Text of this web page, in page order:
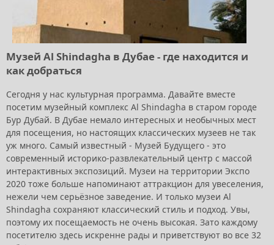
Музей Al Shindagha в Дубае - где находится и
как добраться
Сегодня у нас культурная программа. Давайте вместе
посетим музейный комплекс Al Shindagha в старом городе
Бур Дубай. В Дубае немало интересных и необычных мест
для посещения, но настоящих классических музеев не так
уж много. Самый известный - Музей Будущего - это
современный историко-развлекательный центр с массой
интерактивных экспозиций. Музеи на территории Экспо
2020 тоже больше напоминают аттракцион для увеселения,
нежели чем серьёзное заведение. И только музеи Al
Shindagha сохраняют классический стиль и подход. Увы,
поэтому их посещаемость не очень высокая. Зато каждому
посетителю здесь искренне рады и приветствуют во все 32